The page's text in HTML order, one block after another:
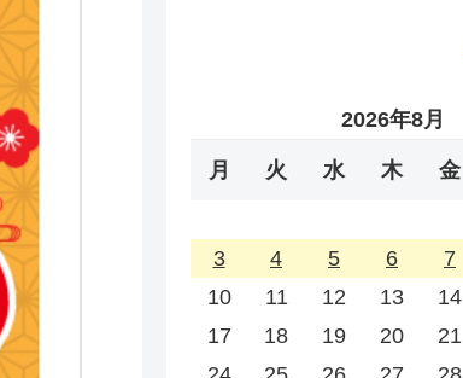
2026年8月
月 火 水 木 金
3
4 5 6 7
10
11 12 13 14
17
18 19 20 21